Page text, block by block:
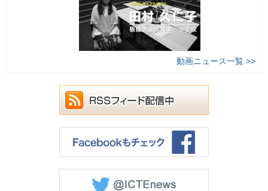
動画ニュース一覧 >>